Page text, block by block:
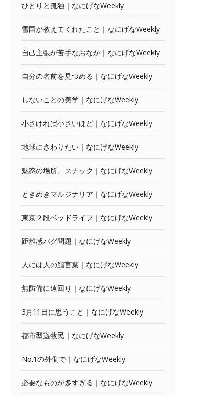
ひとりと孤独｜なにげなWeekly
雪国が教えてくれたこと｜なにげなWeekly
自己主張が苦手なおなか｜なにげなWeekly
自分の名前を見つめる｜なにげなWeekly
しないことの美学｜なにげなWeekly
小さければ小さいほど｜なにげなWeekly
地球にさわりたい｜なにげなWeekly
魅惑の場所、スナック｜なにげなWeekly
ときめきマルジナリア｜なにげなWeekly
東京２段ベッドライフ｜なにげなWeekly
距離感バグ問題｜なにげなWeekly
人には人の鮨言葉｜なにげなWeekly
無防備に遠回り｜なにげなWeekly
3月11日に思うこと｜なにげなWeekly
都市型遊牧民｜なにげなWeekly
No.1の外側で｜なにげなWeekly
必要なものが多すぎる｜なにげなWeekly